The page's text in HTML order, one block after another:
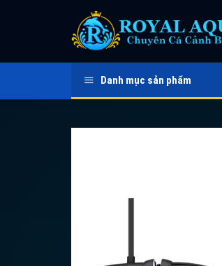
Danh mục sản phẩm